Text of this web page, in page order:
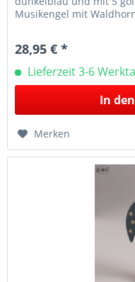
Musikengel mit
28,95 € *
Lieferzeit 3-6
In den
Merken